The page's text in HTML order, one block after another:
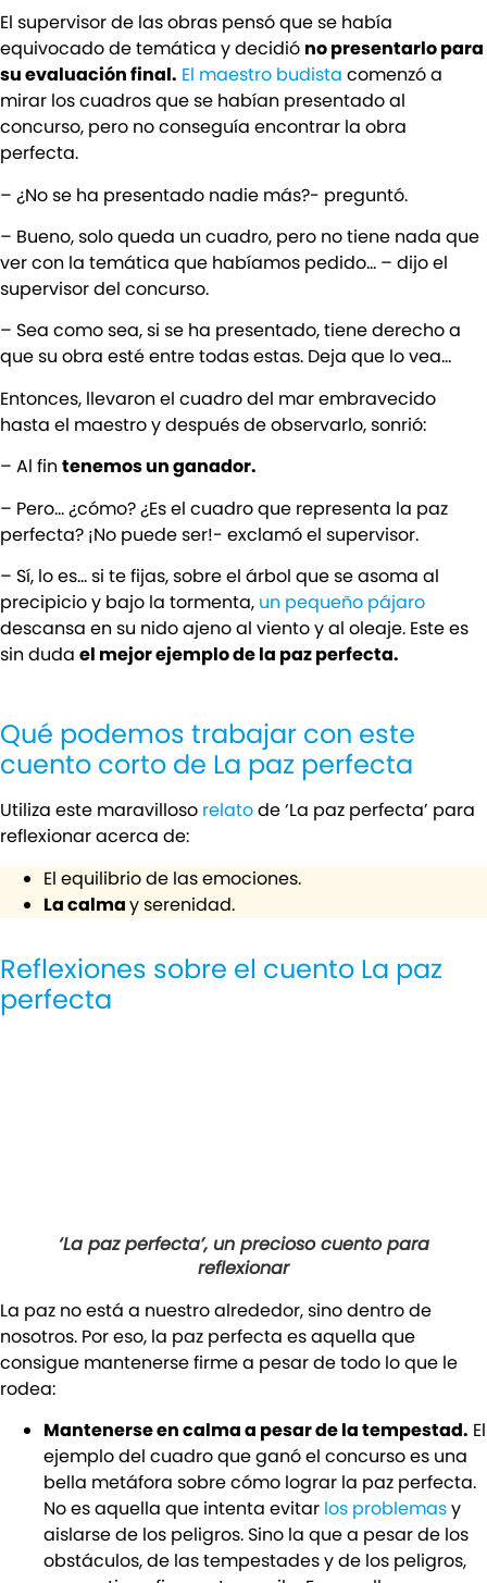
El supervisor de las obras pensó que se había
equivocado de temática y decidió no presentarlo para
su evaluación final. El maestro budista comenzó a
mirar los cuadros que se habían presentado al
concurso, pero no conseguía encontrar la obra
perfecta.
– ¿No se ha presentado nadie más?- preguntó.
– Bueno, solo queda un cuadro, pero no tiene nada que
ver con la temática que habíamos pedido… – dijo el
supervisor del concurso.
– Sea como sea, si se ha presentado, tiene derecho a
que su obra esté entre todas estas. Deja que lo vea…
Entonces, llevaron el cuadro del mar embravecido
hasta el maestro y después de observarlo, sonrió:
– Al fintenemos un ganador.
– Pero… ¿cómo? ¿Es el cuadro que representa la paz
perfecta? ¡No puede ser!- exclamó el supervisor.
– Sí, lo es… si te fijas, sobre el árbol que se asoma al
precipicio y bajo la tormenta, un pequeño pájaro
descansa en su nido ajeno al viento y al oleaje. Este es
sin duda el mejor ejemplo de la paz perfecta.
Qué podemos trabajar con este
cuento corto de La paz perfecta
Utiliza este maravilloso relatode ‘La paz perfecta’ para
reflexionar acerca de:
El equilibrio de las emociones.
La calmay serenidad.
Reflexiones sobre el cuento La paz
perfecta
‘La paz perfecta’, un precioso cuento para
reflexionar
La paz no está a nuestro alrededor, sino dentro de
nosotros. Por eso, la paz perfecta es aquella que
consigue mantenerse firme a pesar de todo lo que le
rodea:
Mantenerse en calma a pesar de la tempestad. El
ejemplo del cuadro que ganó el concurso es una
bella metáfora sobre cómo lograr la paz perfecta.
No es aquella que intenta evitar los problemasy
aislarse de los peligros. Sino la que a pesar de los
obstáculos, de las tempestades y de los peligros,